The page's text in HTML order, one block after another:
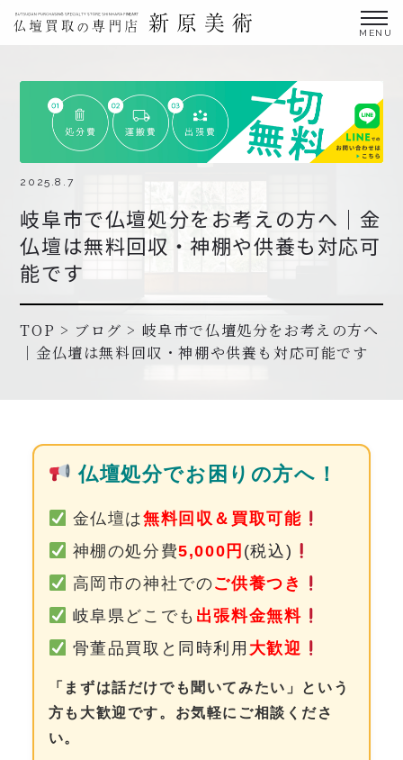
仏壇買取サービス
買取ステップ・お仏壇処分の流れ
ブログ
北陸三県外の方
よくあるご質問
協力店募集について
受付時間：24時間受付 定休日：なし
2025.8.7
岐阜市で仏壇処分をお考えの方へ｜金
仏壇は無料回収・神棚や供養も対応可
能です
TOP > ブログ > 岐阜市で仏壇処分をお考えの方へ
｜金仏壇は無料回収・神棚や供養も対応可能です
仏壇処分でお困りの方へ！
金仏壇は無料回収＆買取可能
神棚の処分費5,000円 (税込)
高岡市の神社でのご供養つき
岐阜県 どこでも 出張料金無料
骨董品買取と同時利用 大歓迎
「まずは話だけでも聞いてみたい」という
方も大歓迎です。お気軽にご相談くださ
い。